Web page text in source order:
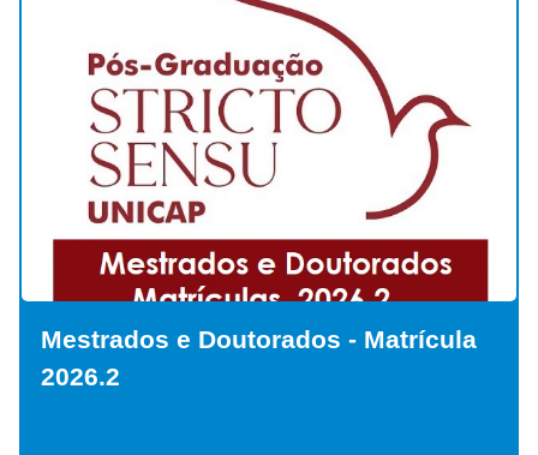
Mestrados e Doutorados - Alunos
Especiais / Alunos Ouvintes